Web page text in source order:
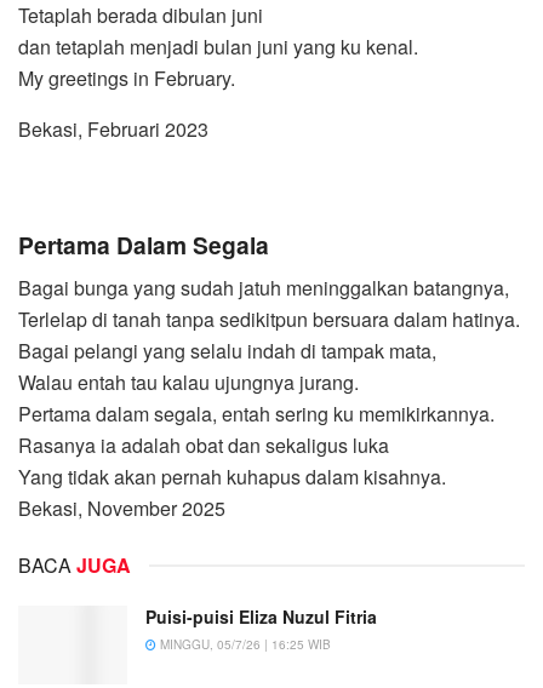
Tetaplah berada dibulan juni
dan tetaplah menjadi bulan juni yang ku kenal.
My greetings in February.
Bekasi, Februari 2023
Pertama Dalam Segala
Bagai bunga yang sudah jatuh meninggalkan batangnya,
Terlelap di tanah tanpa sedikitpun bersuara dalam hatinya.
Bagai pelangi yang selalu indah di tampak mata,
Walau entah tau kalau ujungnya jurang.
Pertama dalam segala, entah sering ku memikirkannya.
Rasanya ia adalah obat dan sekaligus luka
Yang tidak akan pernah kuhapus dalam kisahnya.
Bekasi, November 2025
BACAJUGA
Puisi-puisi Eliza Nuzul Fitria
MINGGU, 05/7/26 | 16:25 WIB